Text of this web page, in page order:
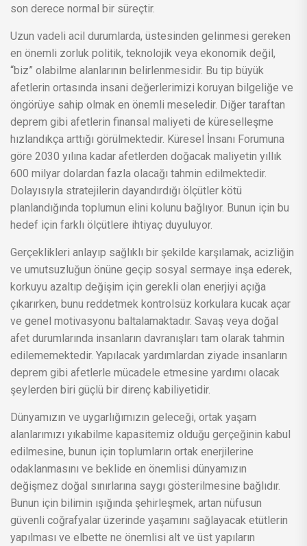
son derece normal bir süreçtir.
Uzun vadeli acil durumlarda, üstesinden gelinmesi gereken
en önemli zorluk politik, teknolojik veya ekonomik değil,
“biz” olabilme alanlarının belirlenmesidir. Bu tip büyük
afetlerin ortasında insani değerlerimizi koruyan bilgeliğe ve
öngörüye sahip olmak en önemli meseledir. Diğer taraftan
deprem gibi afetlerin finansal maliyeti de küreselleşme
hızlandıkça arttığı görülmektedir. Küresel İnsanı Forumuna
göre 2030 yılına kadar afetlerden doğacak maliyetin yıllık
600 milyar dolardan fazla olacağı tahmin edilmektedir.
Dolayısıyla stratejilerin dayandırdığı ölçütler kötü
planlandığında toplumun elini kolunu bağlıyor. Bunun için bu
hedef için farklı ölçütlere ihtiyaç duyuluyor.
Gerçeklikleri anlayıp sağlıklı bir şekilde karşılamak, acizliğin
ve umutsuzluğun önüne geçip sosyal sermaye inşa ederek,
korkuyu azaltıp değişim için gerekli olan enerjiyi açığa
çıkarırken, bunu reddetmek kontrolsüz korkulara kucak açar
ve genel motivasyonu baltalamaktadır. Savaş veya doğal
afet durumlarında insanların davranışları tam olarak tahmin
edilememektedir. Yapılacak yardımlardan ziyade insanların
deprem gibi afetlerle mücadele etmesine yardımı olacak
şeylerden biri güçlü bir direnç kabiliyetidir.
Dünyamızın ve uygarlığımızın geleceği, ortak yaşam
alanlarımızı yıkabilme kapasitemiz olduğu gerçeğinin kabul
edilmesine, bunun için toplumların ortak enerjilerine
odaklanmasını ve beklide en önemlisi dünyamızın
değişmez doğal sınırlarına saygı gösterilmesine bağlıdır.
Bunun için bilimin ışığında şehirleşmek, artan nüfusun
güvenli coğrafyalar üzerinde yaşamını sağlayacak etütlerin
yapılması ve elbette ne önemlisi alt ve üst yapıların